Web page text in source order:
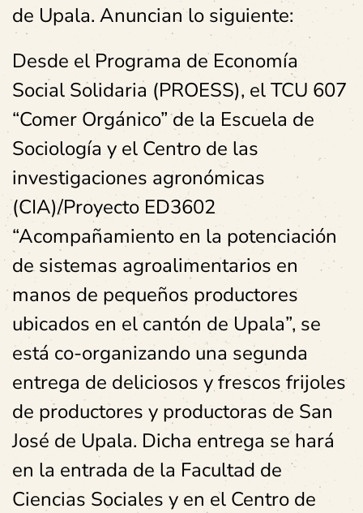
de Upala. Anuncian lo siguiente:
Desde el Programa de Economía
Social Solidaria (PROESS), el TCU 607
“Comer Orgánico” de la Escuela de
Sociología y el Centro de las
investigaciones agronómicas
(CIA)/Proyecto ED3602
“Acompañamiento en la potenciación
de sistemas agroalimentarios en
manos de pequeños productores
ubicados en el cantón de Upala”, se
está co-organizando una segunda
entrega de deliciosos y frescos frijoles
de productores y productoras de San
José de Upala. Dicha entrega se hará
en la entrada de la Facultad de
Ciencias Sociales y en el Centro de